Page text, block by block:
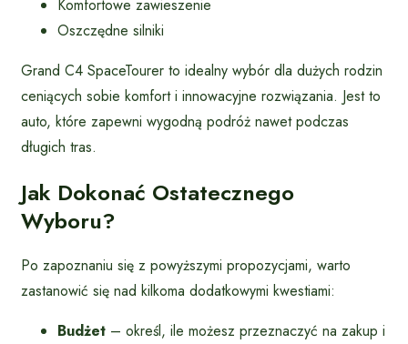
Komfortowe zawieszenie
Oszczędne silniki
Grand C4 SpaceTourer to idealny wybór dla dużych rodzin
ceniących sobie komfort i innowacyjne rozwiązania. Jest to
auto, które zapewni wygodną podróż nawet podczas
długich tras.
Jak Dokonać Ostatecznego
Wyboru?
Po zapoznaniu się z powyższymi propozycjami, warto
zastanowić się nad kilkoma dodatkowymi kwestiami:
Budżet – określ, ile możesz przeznaczyć na zakup i